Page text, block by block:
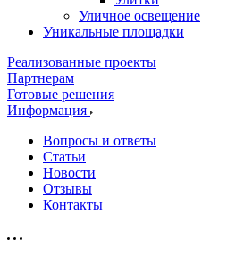
Уличное освещение
Уникальные площадки
Реализованные проекты
Партнерам
Готовые решения
Информация
Вопросы и ответы
Статьи
Новости
Отзывы
Контакты